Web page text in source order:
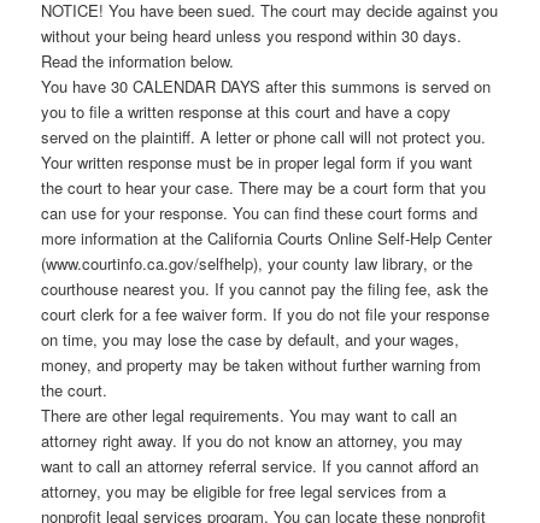
NOTICE! You have been sued. The court may decide against you
without your being heard unless you respond within 30 days.
Read the information below.
You have 30 CALENDAR DAYS after this summons is served on
you to file a written response at this court and have a copy
served on the plaintiff. A letter or phone call will not protect you.
Your written response must be in proper legal form if you want
the court to hear your case. There may be a court form that you
can use for your response. You can find these court forms and
more information at the California Courts Online Self-Help Center
(www.courtinfo.ca.gov/selfhelp), your county law library, or the
courthouse nearest you. If you cannot pay the filing fee, ask the
court clerk for a fee waiver form. If you do not file your response
on time, you may lose the case by default, and your wages,
money, and property may be taken without further warning from
the court.
There are other legal requirements. You may want to call an
attorney right away. If you do not know an attorney, you may
want to call an attorney referral service. If you cannot afford an
attorney, you may be eligible for free legal services from a
nonprofit legal services program. You can locate these nonprofit